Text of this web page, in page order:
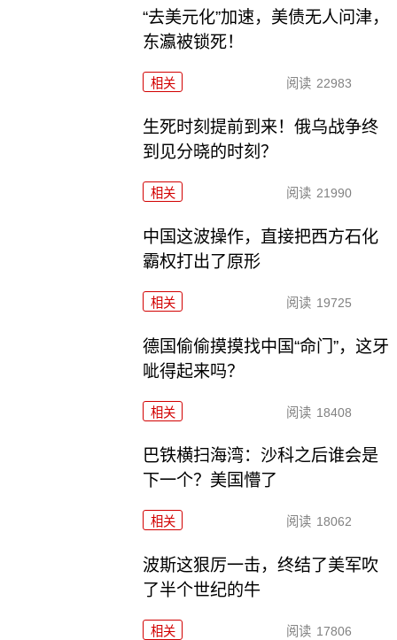
“去美元化”加速，美债无人问津，
东瀛被锁死！
相关 阅读 22983
生死时刻提前到来！俄乌战争终
到见分晓的时刻？
相关 阅读 21990
中国这波操作，直接把西方石化
霸权打出了原形
相关 阅读 19725
德国偷偷摸摸找中国“命门”，这牙
呲得起来吗？
相关 阅读 18408
巴铁横扫海湾：沙科之后谁会是
下一个？美国懵了
相关 阅读 18062
波斯这狠厉一击，终结了美军吹
了半个世纪的牛
相关 阅读 17806